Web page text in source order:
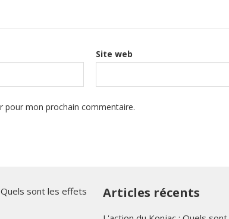
Site web
pour mon prochain commentaire.
sont les effets
Articles récents